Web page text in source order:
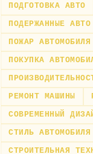
ПОДГОТОВКА АВТО
ПОДЕРЖАННЫЕ АВТО
ПОЖАР АВТОМОБИЛЯ
ПОКУПКА
РЕМОНТ МАШИНЫ
СОВРЕМЕННЫЙ
СТИЛЬ АВТОМОБИЛЯ
СТРОИТЕЛЬНАЯ